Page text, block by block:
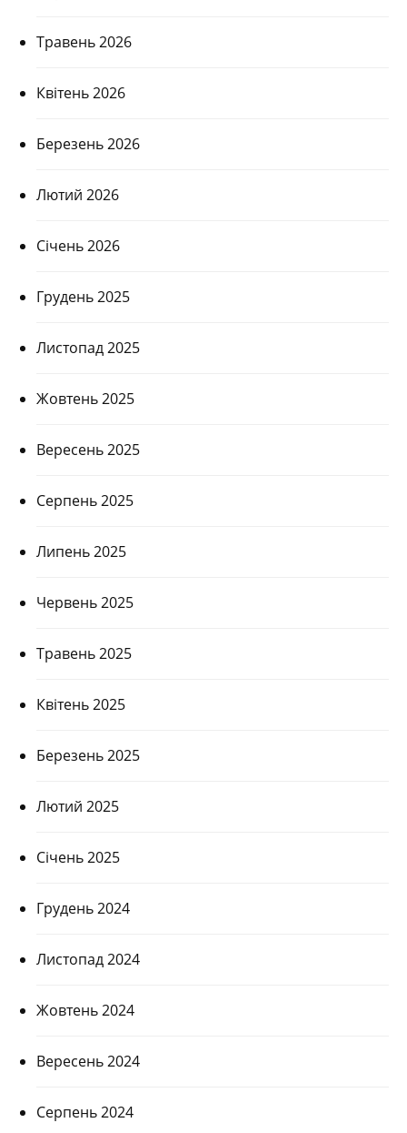
Травень 2026
Квітень 2026
Березень 2026
Лютий 2026
Січень 2026
Грудень 2025
Листопад 2025
Жовтень 2025
Вересень 2025
Серпень 2025
Липень 2025
Червень 2025
Травень 2025
Квітень 2025
Березень 2025
Лютий 2025
Січень 2025
Грудень 2024
Листопад 2024
Жовтень 2024
Вересень 2024
Серпень 2024